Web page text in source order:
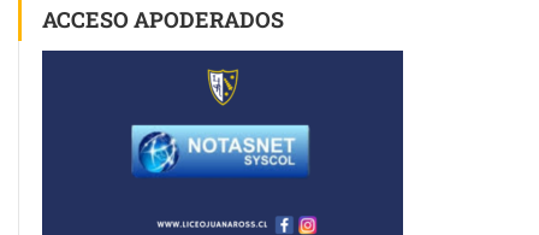
ACCESO APODERADOS